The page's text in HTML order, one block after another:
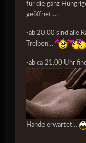
für die ganz
geöffnet….
-ab 20.00 sind alle
Treiben…
-ab ca 21.00 Uhr
Hande erwartet…